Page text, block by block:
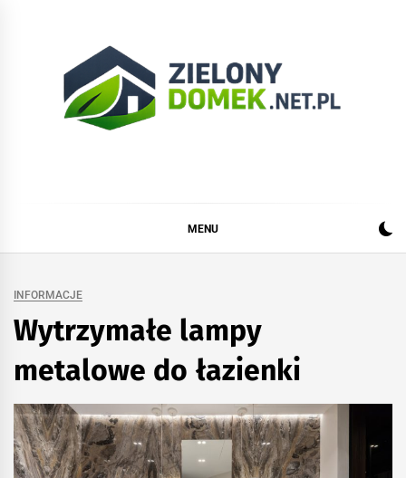
MENU
INFORMACJE
Wytrzymałe lampy
metalowe do łazienki